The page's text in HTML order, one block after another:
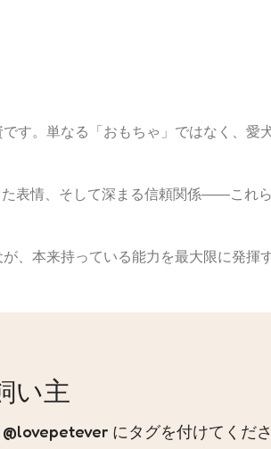
す。単なる「おもちゃ」ではなく、愛
表情、そして深まる信頼関係――これ
本来持っている能力を最大限に発揮
い主
にタグを付けてくださ